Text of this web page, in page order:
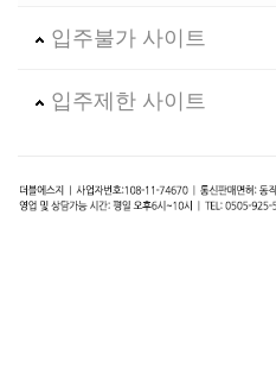
입주불가 사이트
입주제한 사이트